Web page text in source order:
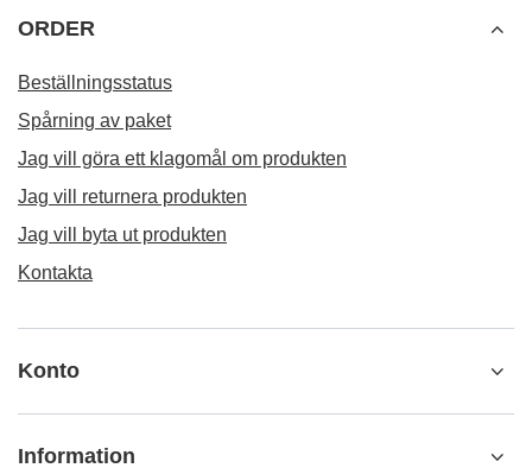
ORDER
Beställningsstatus
Spårning av paket
Jag vill göra ett klagomål om produkten
Jag vill returnera produkten
Jag vill byta ut produkten
Kontakta
Konto
Information